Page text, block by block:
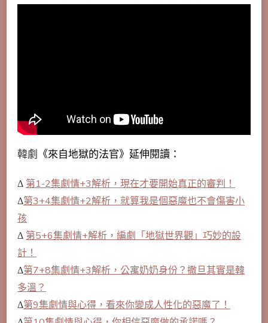
韓劇 《來自地獄的法官》延伸閱讀：
Δ 第1-2集劇情+3解析，現在才要開始真正的審判！
Δ第3+4集劇情+2解析，就算我是個惡魔也不會傷害小
孩
Δ 第5+6集劇情+解析，編劇「地獄世界觀」巧妙的設
計！
Δ第7+8集劇情+3解析，公寓奶奶身份？撒旦其實是韓
多溫？
Δ第9集劇情與心得，看來你變成人性化的惡魔了！